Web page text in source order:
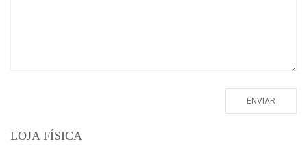
LOJA FÍSICA